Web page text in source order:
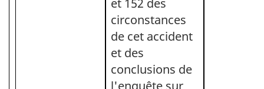
circonstances
de cet accident
et des
conclusions de
l'enquête sur